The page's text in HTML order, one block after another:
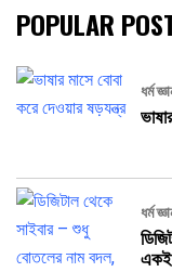
POPULAR
ধর্ম
ধর্ম
একই